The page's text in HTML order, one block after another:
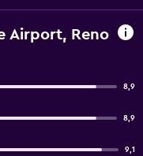
Airport, Reno
8,9
8,9
9,1